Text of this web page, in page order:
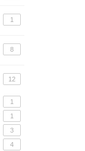
1
8
12
1
1
3
4